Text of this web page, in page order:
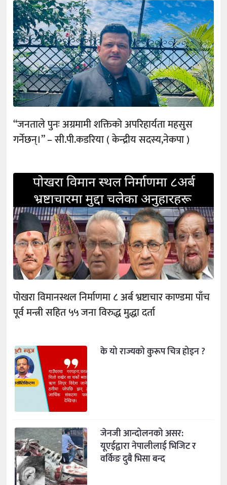
“जनताले पुनः अग्रमामी शक्तिको अपरिहार्यता महसुस
गर्नेछन्।” – सी.पी.कडरिया ( केन्द्रीय सदस्य,नेकपा )
पोखरा विमानस्थल निर्माणमा ८ अर्ब भ्रष्टाचार काण्डमा पाँच
पूर्व मन्त्री सहित ५५ जना विरुद्ध मुद्धा दर्ता
के यो राज्यको कुरूप चित्र होइन ?
जेनजी आन्दोलनको असर:
यूएईद्वारा नेपालीलाई भिजिट र
वर्किङ दुबै भिसा बन्द